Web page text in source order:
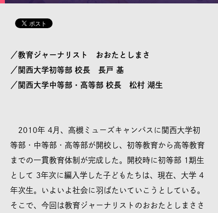
©KANSAI UNIVERSITY All Rights Reserved.
／教育ジャーナリスト おおたとしまさ
／関西大学初等部 校長 長戸 基
／関西大学中等部・高等部 校長 松村 湖生
2010年 4月、高槻ミューズキャンパスに関西大学初
等部・中等部・高等部が開校し、初等教育から高等教育
までの一貫教育体制が完成した。開校時に初等部 1期生
として 3年次に編入学した子どもたちは、現在、大学 4
年次生。いよいよ社会に羽ばたいていこうとしている。
そこで、今回は教育ジャーナリストのおおたとしまささ